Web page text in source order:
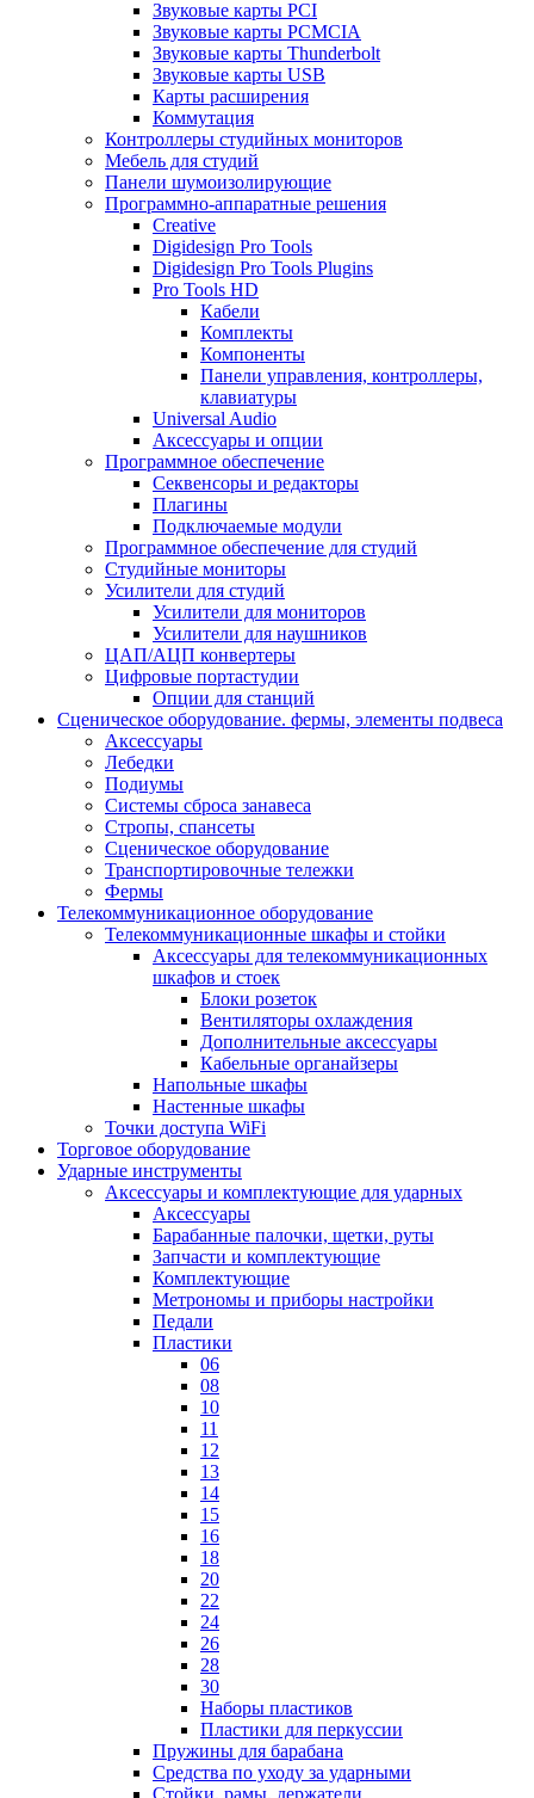
Звуковые карты PCI
Звуковые карты PCMCIA
Звуковые карты Thunderbolt
Звуковые карты USB
Карты расширения
Коммутация
Контроллеры студийных мониторов
Мебель для студий
Панели шумоизолирующие
Программно-аппаратные решения
Creative
Digidesign Pro Tools
Digidesign Pro Tools Plugins
Pro Tools HD
Кабели
Комплекты
Компоненты
Панели управления, контроллеры,
клавиатуры
Universal Audio
Аксессуары и опции
Программное обеспечение
Cеквенсоры и редакторы
Плагины
Подключаемые модули
Программное обеспечение для студий
Студийные мониторы
Усилители для студий
Усилители для мониторов
Усилители для наушников
ЦАП/АЦП конвертеры
Цифровые портастудии
Опции для станций
Сценическое оборудование. фермы, элементы подвеса
Аксессуары
Лебедки
Подиумы
Системы сброса занавеса
Стропы, спансеты
Сценическое оборудование
Транспортировочные тележки
Фермы
Телекоммуникационное оборудование
Телекоммуникационные шкафы и стойки
Аксессуары для телекоммуникационных
шкафов и стоек
Блоки розеток
Вентиляторы охлаждения
Дополнительные аксессуары
Кабельные органайзеры
Напольные шкафы
Настенные шкафы
Точки доступа WiFi
Торговое оборудование
Ударные инструменты
Аксессуары и комплектующие для ударных
Аксессуары
Барабанные палочки, щетки, руты
Запчасти и комплектующие
Комплектующие
Метрономы и приборы настройки
Педали
Пластики
06
08
10
11
12
13
14
15
16
18
20
22
24
26
28
30
Наборы пластиков
Пластики для перкуссии
Пружины для барабана
Средства по уходу за ударными
Стойки, рамы, держатели